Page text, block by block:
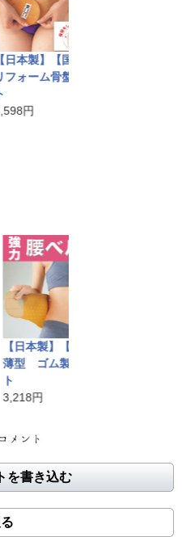
製】【国産】
ーム骨盤ベル
円
本製】【国産】
ゴム製腰ベル
円
を書き込む